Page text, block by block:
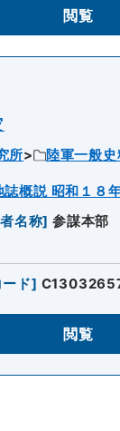
閲覧
所 陸軍一般史
概説 昭和１８
名称] 参謀本部
ード]
閲覧